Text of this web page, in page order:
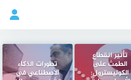
تأثير انقطاع
الطمث على
الكوليسترول:
تطورات الذكاء
الاصطناعي في